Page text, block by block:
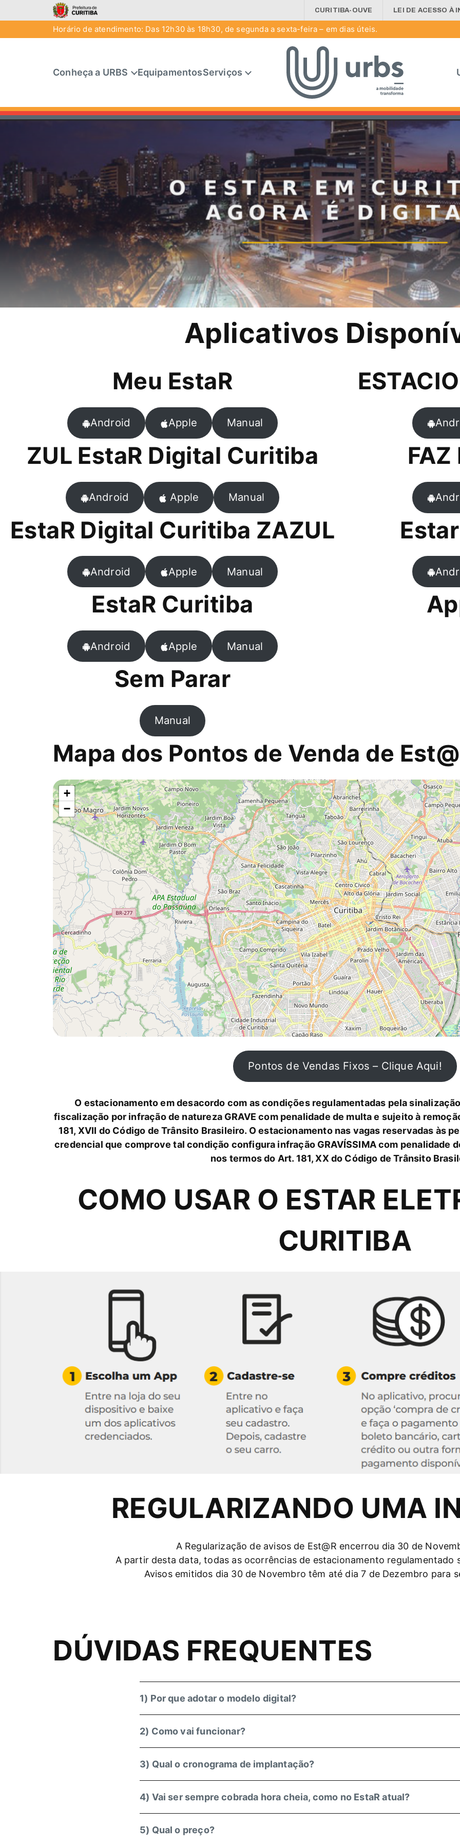
CURITIBA-OUVE LEI DE ACESSO À
Horário de atendimento: Das 12h30 às 18h30, de segunda a sexta-feira – em dias úteis.
Conheça a URBS EquipamentosServiços
Aplicativos
Meu EstaR
Android Apple Manual
ZUL EstaR Digital Curitiba
Android Apple Manual
EstaR Digital Curitiba ZAZUL
Android Apple Manual
EstaR Curitiba
Android Apple Manual
Sem Parar
Manual
Mapa dos Pontos de Venda de
+
−
Pontos de Vendas Fixos – Clique Aqui!
O estacionamento em desacordo com as condições regulamentadas pela
fiscalização por infração de natureza GRAVE com penalidade de multa e sujeito à
181, XVII do Código de Trânsito Brasileiro. O estacionamento nas vagas reservadas às
credencial que comprove tal condição configura infração GRAVÍSSIMA com penalidade
nos termos do Art. 181, XX do Código de Trânsito
COMO USAR O ESTAR
CURITIBA
REGULARIZANDO UMA
A Regularização de avisos de Est@R encerrou dia 30 de
A partir desta data, todas as ocorrências de estacionamento regulamentado
Avisos emitidos dia 30 de Novembro têm até dia 7 de Dezembro para
DÚVIDAS FREQUENTES
1) Por que adotar o modelo digital?
2) Como vai funcionar?
3) Qual o cronograma de implantação?
4) Vai ser sempre cobrada hora cheia, como no EstaR atual?
5) Qual o preço?